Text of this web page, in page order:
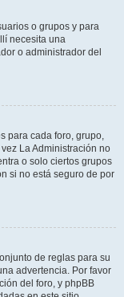
o grupos y para
necesita una
o administrador del
para cada foro, grupo,
La Administración no
o solo ciertos grupos
si no está seguro de por
de reglas para su
advertencia. Por favor
del foro, y phpBB